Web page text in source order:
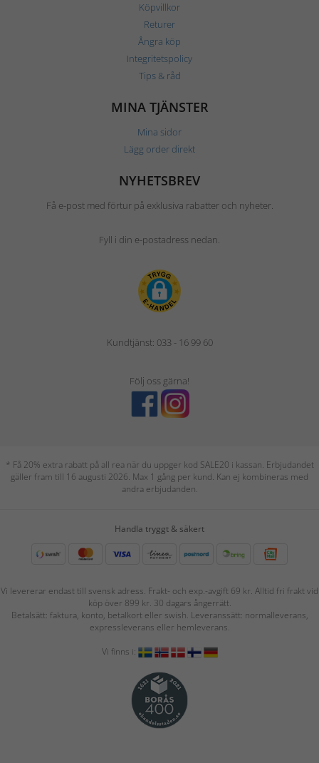
Köpvillkor
Returer
Ångra köp
Integritetspolicy
Tips & råd
MINA TJÄNSTER
Mina sidor
Lägg order direkt
NYHETSBREV
Få e-post med förtur på exklusiva rabatter och nyheter.
Fyll i din e-postadress nedan.
Kundtjänst: 033 - 16 99 60
Följ oss gärna!
* Få 20% extra rabatt på all rea när du uppger kod SALE20 i kassan. Erbjudandet
gäller fram till 16 augusti 2026. Max 1 gång per kund. Kan ej kombineras med
andra erbjudanden.
Handla tryggt & säkert
Vi levererar endast till svensk adress. Frakt- och exp.-avgift 69 kr. Alltid fri frakt vid
köp över 899 kr. 30 dagars ångerrätt.
Betalsätt: faktura, konto, betalkort eller swish. Leveranssätt: normalleverans,
expressleverans eller hemleverans.
Vi finns i: